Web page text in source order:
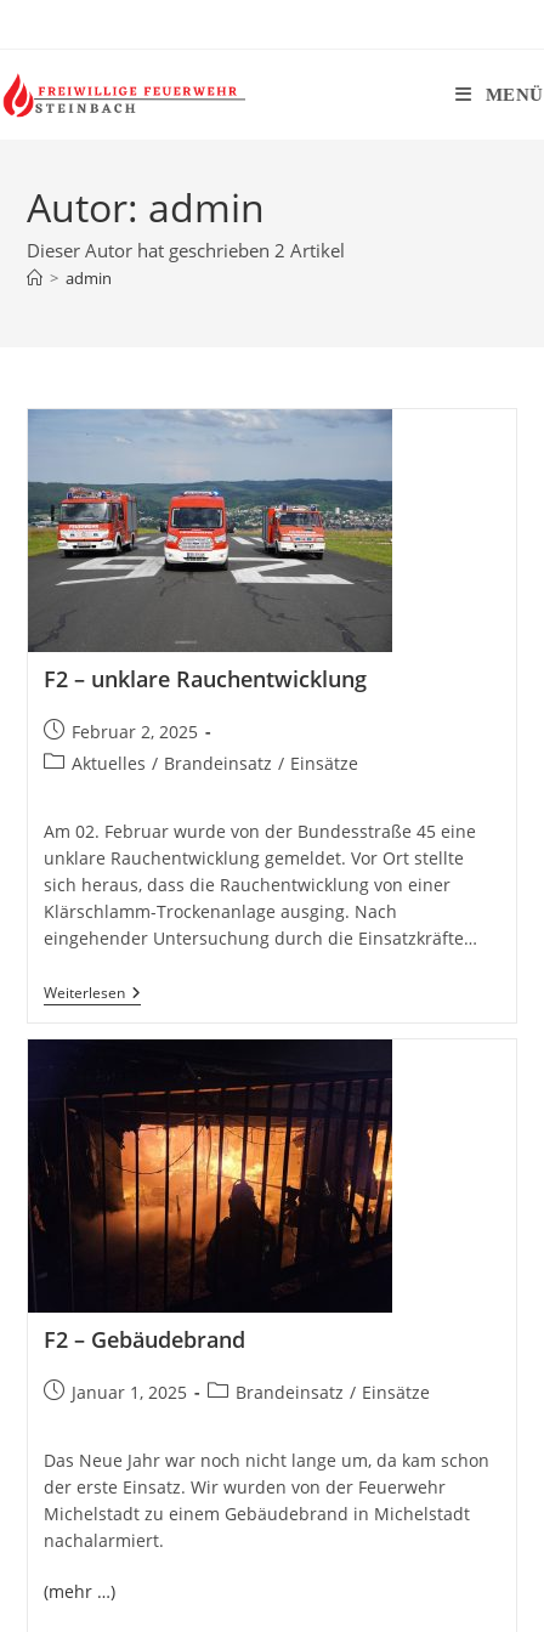
springen
MENÜ
Autor: admin
Dieser Autor hat geschrieben 2 Artikel
> admin
F2 – unklare Rauchentwicklung
Beitrag
veröffentlicht:
Februar 2, 2025
Beitrags-
Aktuelles / Brandeinsatz / Einsätze
Am 02. Februar wurde von der Bundesstraße 45 eine
unklare Rauchentwicklung gemeldet. Vor Ort stellte
sich heraus, dass die Rauchentwicklung von einer
Klärschlamm-Trockenanlage ausging. Nach
eingehender Untersuchung durch die Einsatzkräfte…
WeiterlesenF2
–
F2 – Gebäudebrand
BeitragJanuar 1, 2025
Beitrags-
Brandeinsatz / Einsätze
Das Neue Jahr war noch nicht lange um, da kam schon
der erste Einsatz. Wir wurden von der Feuerwehr
Michelstadt zu einem Gebäudebrand in Michelstadt
nachalarmiert.
(mehr …)